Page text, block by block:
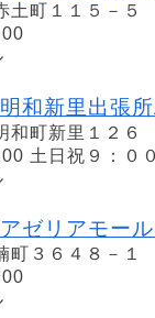
土町１１５－５
和新里出張
和町新里１２６
土日祝９：０
ゼリアモー
町３６４８－１